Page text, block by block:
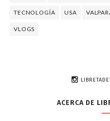
TECNOLOGÍA USA
VLOGS
ACERCA DE